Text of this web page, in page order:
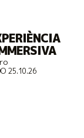
25.10.26